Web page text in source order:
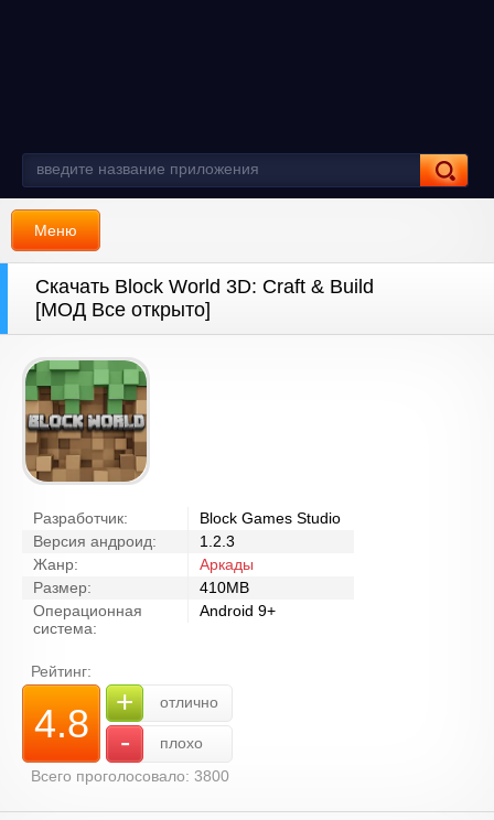
Меню
Скачать Block World 3D: Craft & Build
[МОД Все открыто]
Разработчик:
Block Games Studio
Версия андроид:
1.2.3
Жанр:
Аркады
Размер:
410MB
Операционная
система:
Android 9+
Рейтинг:
4.8 + отлично
-
плохо
Всего проголосовало: 3800